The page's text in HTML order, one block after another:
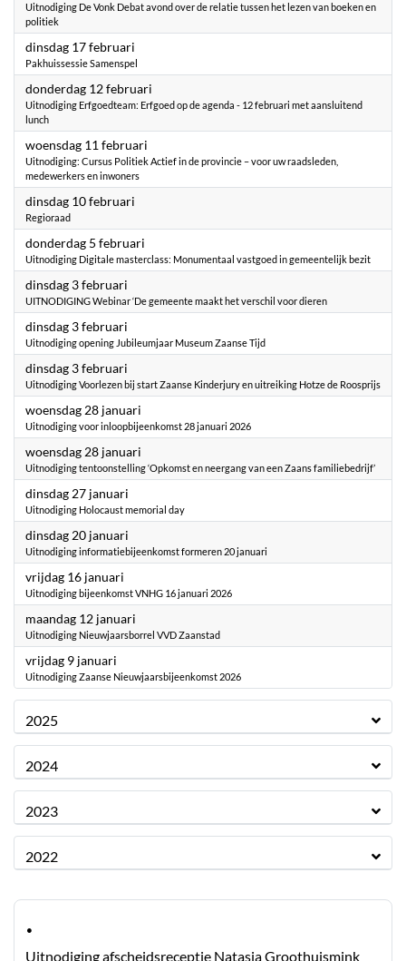
Uitnodiging De Vonk Debat avond over de relatie tussen het lezen van boeken en
politiek
dinsdag 17 februari
Pakhuissessie Samenspel
donderdag 12 februari
Uitnodiging Erfgoedteam: Erfgoed op de agenda - 12 februari met aansluitend
lunch
woensdag 11 februari
Uitnodiging: Cursus Politiek Actief in de provincie – voor uw raadsleden,
medewerkers en inwoners
dinsdag 10 februari
Regioraad
donderdag 5 februari
Uitnodiging Digitale masterclass: Monumentaal vastgoed in gemeentelijk bezit
dinsdag 3 februari
UITNODIGING Webinar ‘De gemeente maakt het verschil voor dieren
dinsdag 3 februari
Uitnodiging opening Jubileumjaar Museum Zaanse Tijd
dinsdag 3 februari
Uitnodiging Voorlezen bij start Zaanse Kinderjury en uitreiking Hotze de Roosprijs
woensdag 28 januari
Uitnodiging voor inloopbijeenkomst 28 januari 2026
woensdag 28 januari
Uitnodiging tentoonstelling ‘Opkomst en neergang van een Zaans familiebedrijf’
dinsdag 27 januari
Uitnodiging Holocaust memorial day
dinsdag 20 januari
Uitnodiging informatiebijeenkomst formeren 20 januari
vrijdag 16 januari
Uitnodiging bijeenkomst VNHG 16 januari 2026
maandag 12 januari
Uitnodiging Nieuwjaarsborrel VVD Zaanstad
vrijdag 9 januari
Uitnodiging Zaanse Nieuwjaarsbijeenkomst 2026
2025
2024
2023
2022
·
Uitnodiging afscheidsreceptie Natasja Groothuismink